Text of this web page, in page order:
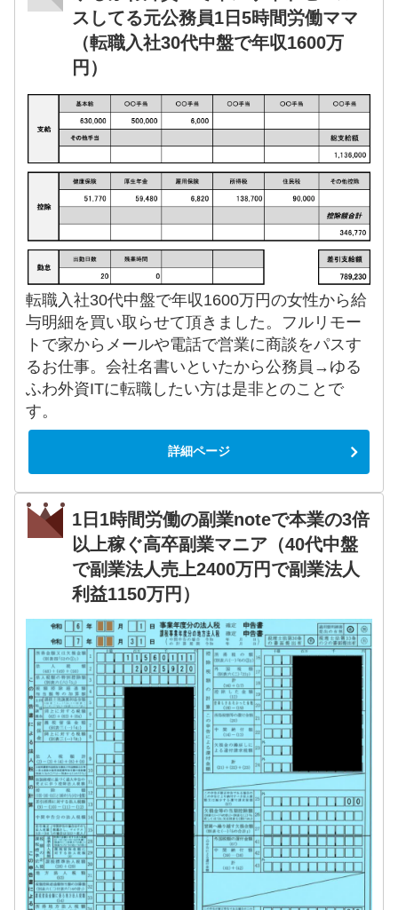
スしてる元公務員1日5時間労働ママ
（転職入社30代中盤で年収1600万
円）
転職入社30代中盤で年収1600万円の女性から給
与明細を買い取らせて頂きました。フルリモー
トで家からメールや電話で営業に商談をパスす
るお仕事。会社名書いといたから公務員→ゆる
ふわ外資ITに転職したい方は是非とのことで
す。
詳細ページ
1日1時間労働の副業noteで本業の3倍
以上稼ぐ高卒副業マニア（40代中盤
で副業法人売上2400万円で副業法人
利益1150万円）